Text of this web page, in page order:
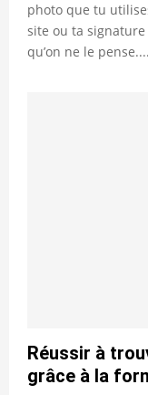
photo que tu
site ou ta
qu’on ne le pense....
Réussir à
grâce à la